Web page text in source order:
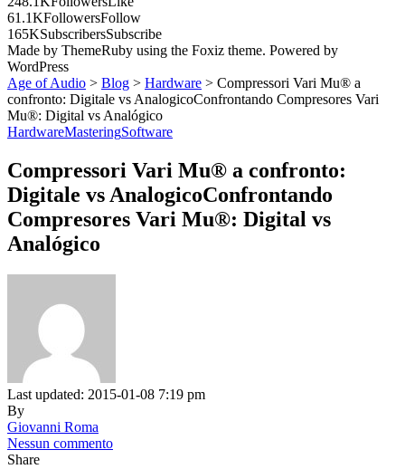
61.1KFollowersFollow
165KSubscribersSubscribe
Made by ThemeRuby using the Foxiz theme. Powered by
WordPress
Age of Audio > Blog > Hardware > Compressori Vari Mu® a
confronto: Digitale vs AnalogicoConfrontando Compresores Vari
Mu®: Digital vs Analógico
HardwareMasteringSoftware
Compressori Vari Mu® a confronto:
Digitale vs AnalogicoConfrontando
Compresores Vari Mu®: Digital vs
Analógico
Last updated: 2015-01-08 7:19 pm
By
Giovanni Roma
Nessun commento
Share